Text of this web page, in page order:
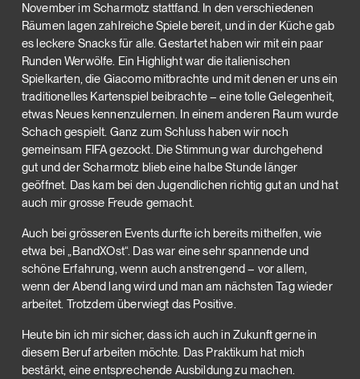
November im Scharmotz stattfand. In den verschiedenen
Räumen lagen zahlreiche Spiele bereit, und in der Küche gab
es leckere Snacks für alle. Gestartet haben wir mit ein paar
Runden Werwölfe. Ein Highlight war die italienischen
Spielkarten, die Giacomo mitbrachte und mit denen er uns ein
traditionelles Kartenspiel beibrachte – eine tolle Gelegenheit,
etwas Neues kennenzulernen. In einem anderen Raum wurde
Schach gespielt. Ganz zum Schluss haben wir noch
gemeinsam FIFA gezockt. Die Stimmung war durchgehend
gut und der Scharmotz blieb eine halbe Stunde länger
geöffnet. Das kam bei den Jugendlichen richtig gut an und hat
auch mir grosse Freude gemacht.
Auch bei grösseren Events durfte ich bereits mithelfen, wie
etwa bei „BandXOst“. Das war eine sehr spannende und
schöne Erfahrung, wenn auch anstrengend – vor allem,
wenn der Abend lang wird und man am nächsten Tag wieder
arbeitet. Trotzdem überwiegt das Positive.
Heute bin ich mir sicher, dass ich auch in Zukunft gerne in
diesem Beruf arbeiten möchte. Das Praktikum hat mich
bestärkt, eine entsprechende Ausbildung zu machen.